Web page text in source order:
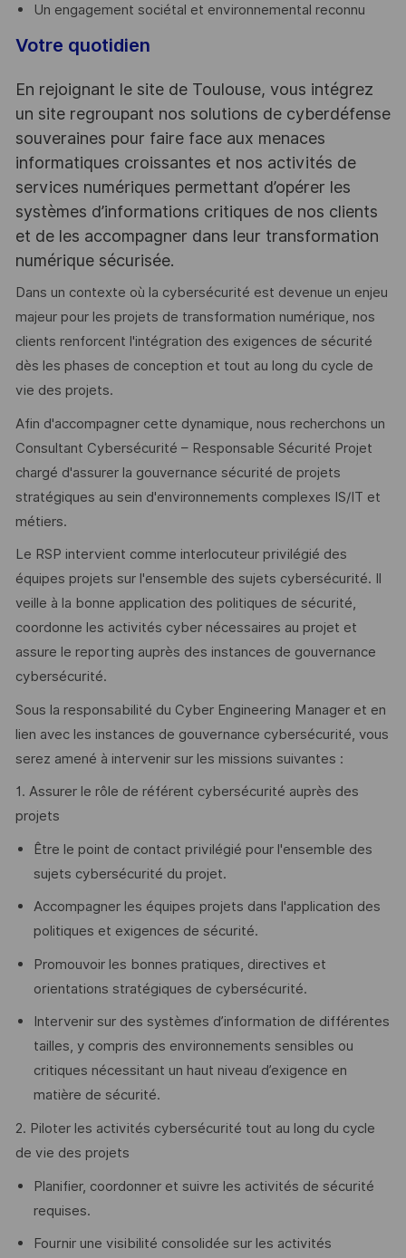
Un engagement sociétal et environnemental reconnu
Votre quotidien
En rejoignant le site de Toulouse, vous intégrez
un site regroupant nos solutions de cyberdéfense
souveraines pour faire face aux menaces
informatiques croissantes et nos activités de
services numériques permettant d’opérer les
systèmes d’informations critiques de nos clients
et de les accompagner dans leur transformation
numérique sécurisée.
Dans un contexte où la cybersécurité est devenue un enjeu
majeur pour les projets de transformation numérique, nos
clients renforcent l'intégration des exigences de sécurité
dès les phases de conception et tout au long du cycle de
vie des projets.
Afin d'accompagner cette dynamique, nous recherchons un
Consultant Cybersécurité – Responsable Sécurité Projet
chargé d'assurer la gouvernance sécurité de projets
stratégiques au sein d'environnements complexes IS/IT et
métiers.
Le RSP intervient comme interlocuteur privilégié des
équipes projets sur l'ensemble des sujets cybersécurité. Il
veille à la bonne application des politiques de sécurité,
coordonne les activités cyber nécessaires au projet et
assure le reporting auprès des instances de gouvernance
cybersécurité.
Sous la responsabilité du Cyber Engineering Manager et en
lien avec les instances de gouvernance cybersécurité, vous
serez amené à intervenir sur les missions suivantes :
1. Assurer le rôle de référent cybersécurité auprès des
projets
Être le point de contact privilégié pour l'ensemble des
sujets cybersécurité du projet.
Accompagner les équipes projets dans l'application des
politiques et exigences de sécurité.
Promouvoir les bonnes pratiques, directives et
orientations stratégiques de cybersécurité.
Intervenir sur des systèmes d’information de différentes
tailles, y compris des environnements sensibles ou
critiques nécessitant un haut niveau d’exigence en
matière de sécurité.
2. Piloter les activités cybersécurité tout au long du cycle
de vie des projets
Planifier, coordonner et suivre les activités de sécurité
requises.
Fournir une visibilité consolidée sur les activités